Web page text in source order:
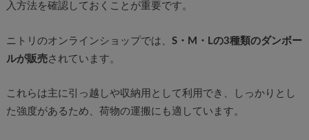
入方法を確認しておくことが重要です。
ニトリのオンラインショップでは、 S・M・Lの3種類のダンボー
ルが販売されています。
これらは主に引っ越しや収納用として利用でき、しっかりとし
た強度があるため、荷物の運搬にも適しています。